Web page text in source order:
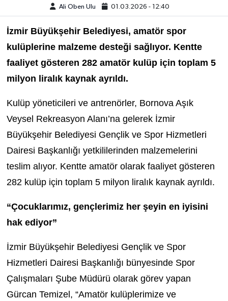
Ali Oben Ulu 01.03.2026 - 12:40
İzmir Büyükşehir Belediyesi, amatör spor
kulüplerine malzeme desteği sağlıyor. Kentte
faaliyet gösteren 282 amatör kulüp için toplam 5
milyon liralık kaynak ayrıldı.
Kulüp yöneticileri ve antrenörler, Bornova Aşık
Veysel Rekreasyon Alanı’na gelerek İzmir
Büyükşehir Belediyesi Gençlik ve Spor Hizmetleri
Dairesi Başkanlığı yetkililerinden malzemelerini
teslim alıyor. Kentte amatör olarak faaliyet gösteren
282 kulüp için toplam 5 milyon liralık kaynak ayrıldı.
“Çocuklarımız, gençlerimiz her şeyin en iyisini
hak ediyor”
İzmir Büyükşehir Belediyesi Gençlik ve Spor
Hizmetleri Dairesi Başkanlığı bünyesinde Spor
Çalışmaları Şube Müdürü olarak görev yapan
Gürcan Temizel, “Amatör kulüplerimize ve